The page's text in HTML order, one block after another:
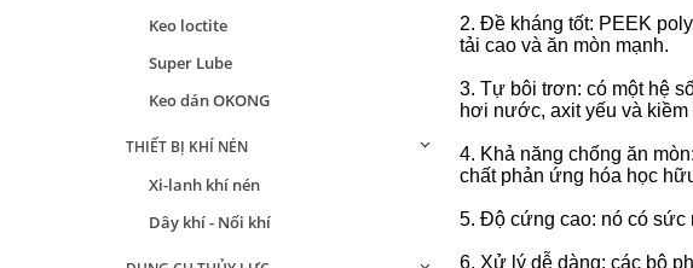
Keo loctite
Super Lube
Keo dán OKONG
THIẾT BỊ KHÍ NÉN
Xi-lanh khí nén
Dây khí - Nối khí
2. Đề kháng tốt: PEEK
tải cao và ăn mòn mạnh.
3. Tự bôi trơn: có một hệ
hơi nước, axit yếu và
4. Khả năng chống ăn
chất phản ứng hóa học
5. Độ cứng cao: nó có sức
6. Xử lý dễ dàng: các bộ